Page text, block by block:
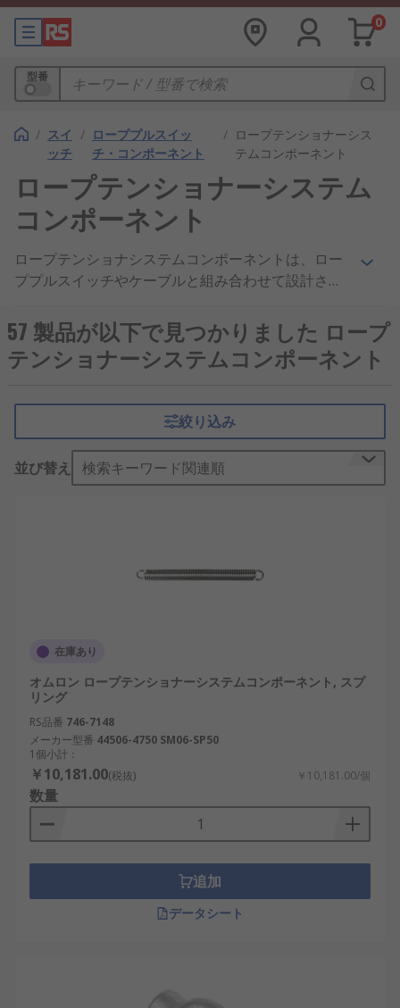
0
型番
/ スイ
ッチ
/ ローププルスイッ
チ・コンポーネント
/ ロープテンショナーシス
テムコンポーネント
ロープテンショナーシステム
コンポーネント
ロープテンショナシステムコンポーネントは、ロー
ププルスイッチやケーブルと組み合わせて設計され
ネントには、テンショナ、ローププーリー、アイボ
ルト、スプリングなどがあります。
57 製品が以下で見つかりました ロープ
テンショナーシステムコンポーネント
絞り込み
並び替え 検索キーワード関連順
在庫あり
オムロン ロープテンショナーシステムコンポーネント, スプ
リング
RS品番 746-7148
メーカー型番 44506-4750 SM06-SP50
1個小計：
￥10,181.00(税抜) ￥10,181.00/個
数量
追加
データシート